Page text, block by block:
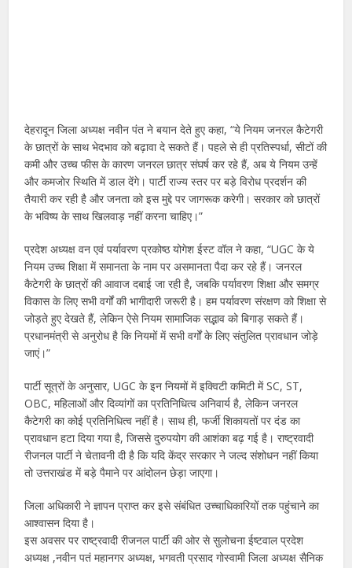
देहरादून जिला अध्यक्ष नवीन पंत ने बयान देते हुए कहा, “ये नियम जनरल कैटेगरी
के छात्रों के साथ भेदभाव को बढ़ावा दे सकते हैं। पहले से ही प्रतिस्पर्धा, सीटों की
कमी और उच्च फीस के कारण जनरल छात्र संघर्ष कर रहे हैं, अब ये नियम उन्हें
और कमजोर स्थिति में डाल देंगे। पार्टी राज्य स्तर पर बड़े विरोध प्रदर्शन की
तैयारी कर रही है और जनता को इस मुद्दे पर जागरूक करेगी। सरकार को छात्रों
के भविष्य के साथ खिलवाड़ नहीं करना चाहिए।”
प्रदेश अध्यक्ष वन एवं पर्यावरण प्रकोष्ठ योगेश ईस्ट वॉल ने कहा, “UGC के ये
नियम उच्च शिक्षा में समानता के नाम पर असमानता पैदा कर रहे हैं। जनरल
कैटेगरी के छात्रों की आवाज दबाई जा रही है, जबकि पर्यावरण शिक्षा और समग्र
विकास के लिए सभी वर्गों की भागीदारी जरूरी है। हम पर्यावरण संरक्षण को शिक्षा से
जोड़ते हुए देखते हैं, लेकिन ऐसे नियम सामाजिक सद्भाव को बिगाड़ सकते हैं।
प्रधानमंत्री से अनुरोध है कि नियमों में सभी वर्गों के लिए संतुलित प्रावधान जोड़े
जाएं।”
पार्टी सूत्रों के अनुसार, UGC के इन नियमों में इक्विटी कमिटी में SC, ST,
OBC, महिलाओं और दिव्यांगों का प्रतिनिधित्व अनिवार्य है, लेकिन जनरल
कैटेगरी का कोई प्रतिनिधित्व नहीं है। साथ ही, फर्जी शिकायतों पर दंड का
प्रावधान हटा दिया गया है, जिससे दुरुपयोग की आशंका बढ़ गई है। राष्ट्रवादी
रीजनल पार्टी ने चेतावनी दी है कि यदि केंद्र सरकार ने जल्द संशोधन नहीं किया
तो उत्तराखंड में बड़े पैमाने पर आंदोलन छेड़ा जाएगा।
जिला अधिकारी ने ज्ञापन प्राप्त कर इसे संबंधित उच्चाधिकारियों तक पहुंचाने का
आश्वासन दिया है।
इस अवसर पर राष्ट्रवादी रीजनल पार्टी की ओर से सुलोचना ईष्टवाल प्रदेश
अध्यक्ष ,नवीन पतं महानगर अध्यक्ष, भगवती प्रसाद गोस्वामी जिला अध्यक्ष सैनिक